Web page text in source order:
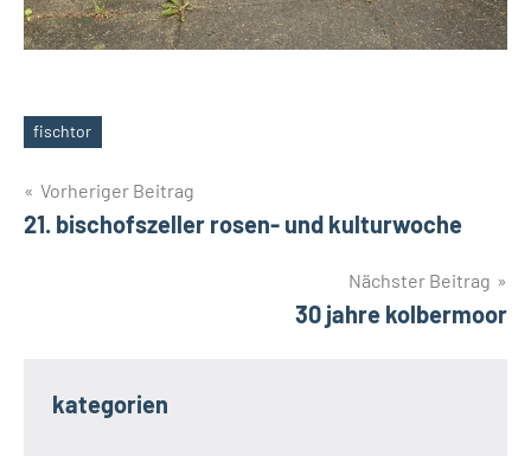
Schlagwörter
fischtor
Beitragsnavigation
Vorheriger Beitrag
21. bischofszeller rosen- und kulturwoche
Nächster Beitrag
30 jahre kolbermoor
kategorien